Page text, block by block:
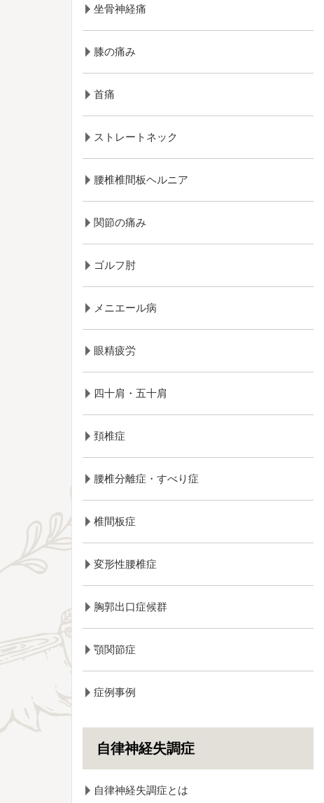
坐骨神経痛
膝の痛み
首痛
ストレートネック
腰椎椎間板ヘルニア
関節の痛み
ゴルフ肘
メニエール病
眼精疲労
四十肩・五十肩
頚椎症
腰椎分離症・すべり症
椎間板症
変形性腰椎症
胸郭出口症候群
顎関節症
症例事例
自律神経失調症
自律神経失調症とは